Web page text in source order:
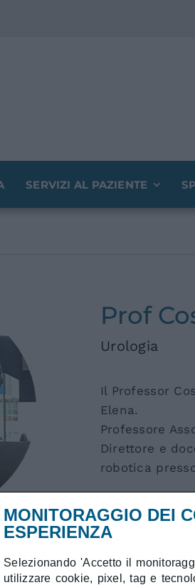
SERVIZI AL PAZIENTE
Prof
Urologia
Il Professor
Elena.
Professore
Direttore e
robotica
Negli ultimi
interesse
laparoscopica
MONITORAGGIO DEI
ESPERIENZA
Selezionando 'Accetto il
utilizzare cookie, pixel, tag e